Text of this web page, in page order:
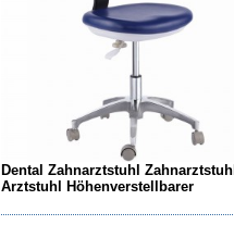
Dental Zahnarztstuhl Zahnarztstuhl
Arztstuhl Höhenverstellbarer